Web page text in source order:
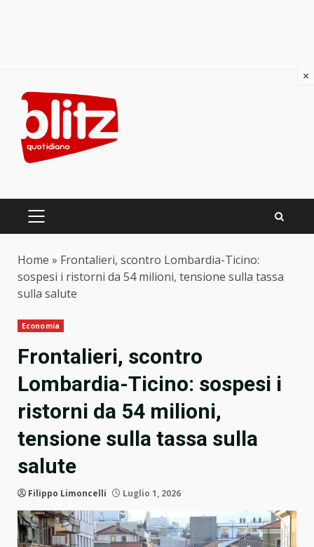
content
PRIMARY
Home » Frontalieri, scontro Lombardia-Ticino:
sospesi i ristorni da 54 milioni, tensione sulla tassa
sulla salute
Economia
Frontalieri, scontro
Lombardia-Ticino: sospesi i
ristorni da 54 milioni,
tensione sulla tassa sulla
salute
Filippo Limoncelli Luglio 1, 2026
×